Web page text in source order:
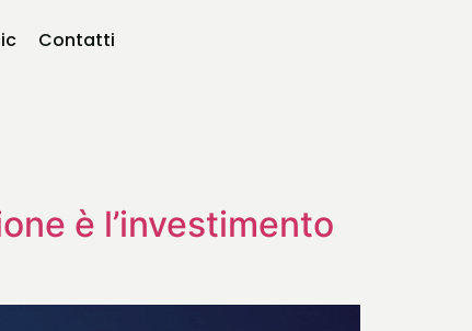
Contatti
è l’investimento